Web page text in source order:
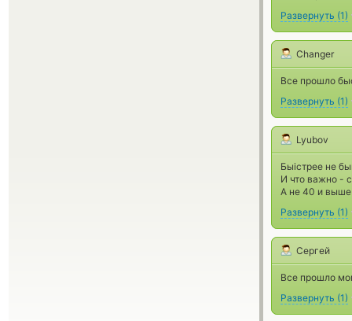
Развернуть (1)
Changer
Все прошло
Развернуть (1)
Lyubov
Быістрее не
И что важно -
А не 40 и выше
Развернуть (1)
Сергей
Все прошло
Развернуть (1)